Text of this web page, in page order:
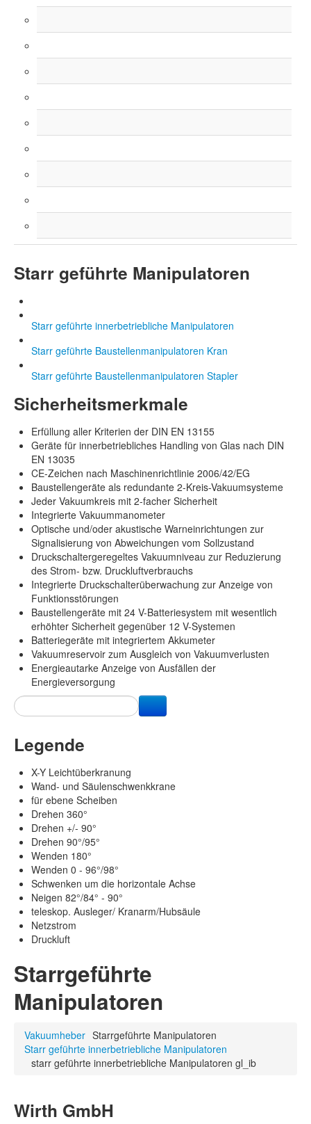
Starr geführte Manipulatoren
Starr geführte innerbetriebliche Manipulatoren
Starr geführte Baustellenmanipulatoren Kran
Starr geführte Baustellenmanipulatoren Stapler
Sicherheitsmerkmale
Erfüllung aller Kriterien der DIN EN 13155
Geräte für innerbetriebliches Handling von Glas nach DIN
EN 13035
CE-Zeichen nach Maschinenrichtlinie 2006/42/EG
Baustellengeräte als redundante 2-Kreis-Vakuumsysteme
Jeder Vakuumkreis mit 2-facher Sicherheit
Integrierte Vakuummanometer
Optische und/oder akustische Warneinrichtungen zur
Signalisierung von Abweichungen vom Sollzustand
Druckschaltergeregeltes Vakuumniveau zur Reduzierung
des Strom- bzw. Druckluftverbrauchs
Integrierte Druckschalterüberwachung zur Anzeige von
Funktionsstörungen
Baustellengeräte mit 24 V-Batteriesystem mit wesentlich
erhöhter Sicherheit gegenüber 12 V-Systemen
Batteriegeräte mit integriertem Akkumeter
Vakuumreservoir zum Ausgleich von Vakuumverlusten
Energieautarke Anzeige von Ausfällen der
Energieversorgung
Legende
X-Y Leichtüberkranung
Wand- und Säulenschwenkkrane
für ebene Scheiben
Drehen 360°
Drehen +/- 90°
Drehen 90°/95°
Wenden 180°
Wenden 0 - 96°/98°
Schwenken um die horizontale Achse
Neigen 82°/84° - 90°
teleskop. Ausleger/ Kranarm/Hubsäule
Netzstrom
Druckluft
Starrgeführte
Manipulatoren
Vakuumheber Starrgeführte Manipulatoren
Starr geführte innerbetriebliche Manipulatoren
starr geführte innerbetriebliche Manipulatoren gl_ib
Wirth GmbH